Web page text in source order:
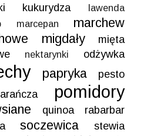
kukurydza lawenda
marcepan
marchew
migdały
mięta
nektarynki
odżywka
papryka
pesto
pomidory
quinoa rabarbar
soczewica stewia